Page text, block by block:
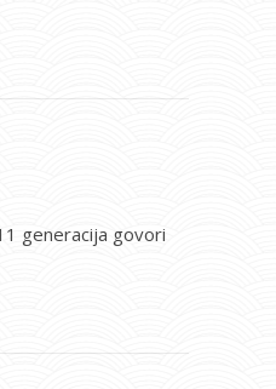
generacija govori